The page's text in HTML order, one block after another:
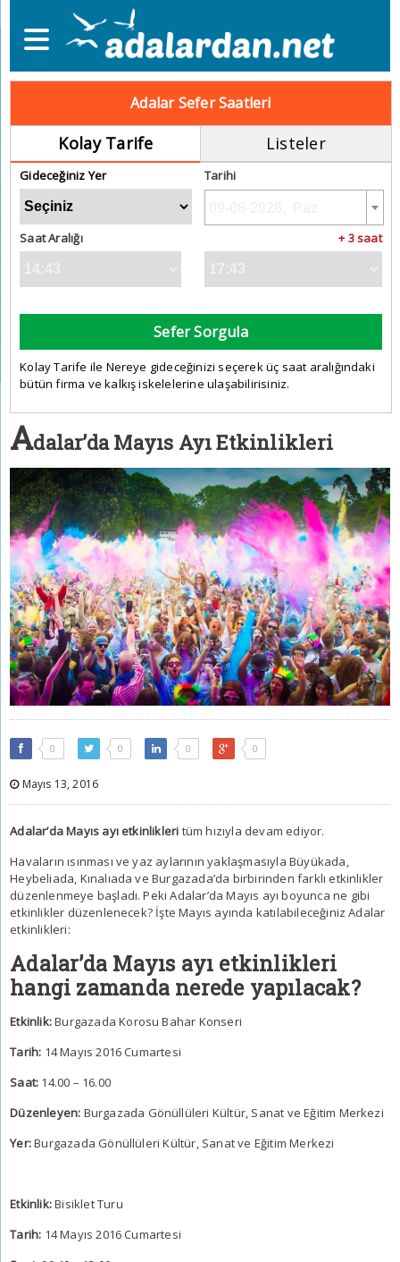
Adalar Sefer Saatleri
Kolay Tarife Listeler
Gideceğiniz Yer Tarihi
Saat Aralığı + 3 saat
Sefer Sorgula
Kolay Tarife ile Nereye gideceğinizi seçerek üç saat aralığındaki
bütün firma ve kalkış iskelelerine ulaşabilirisiniz.
Adalar’da Mayıs Ayı Etkinlikleri
0 0 0 0
Mayıs 13, 2016
Adalar’da Mayıs ayı etkinlikleri tüm hızıyla devam ediyor.
Havaların ısınması ve yaz aylarının yaklaşmasıyla Büyükada,
Heybeliada, Kınalıada ve Burgazada’da birbirinden farklı etkinlikler
düzenlenmeye başladı. Peki Adalar’da Mayıs ayı boyunca ne gibi
etkinlikler düzenlenecek? İşte Mayıs ayında katılabileceğiniz Adalar
etkinlikleri:
Adalar’da Mayıs ayı etkinlikleri
hangi zamanda nerede yapılacak?
Etkinlik:Burgazada Korosu Bahar Konseri
Tarih: 14 Mayıs 2016 Cumartesi
Saat: 14.00 – 16.00
Düzenleyen: Burgazada Gönüllüleri Kültür, Sanat ve Eğitim Merkezi
Yer:Burgazada Gönüllüleri Kültür, Sanat ve Eğitim Merkezi
Etkinlik:Bisiklet Turu
Tarih: 14 Mayıs 2016 Cumartesi